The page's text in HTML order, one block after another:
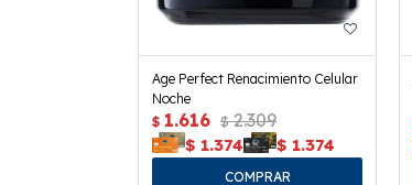
Age Perfect Renacimiento Celular
Noche
$ 1.616 $ 2.309
$ 1.374 $ 1.374